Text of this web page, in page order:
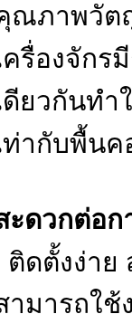
ณภาพวัต
ครื่องจักร
ดียวกันท
ท่ากับพื้น
ะดวกต่อก
ติดตั้งง่าย
ามารถใช้